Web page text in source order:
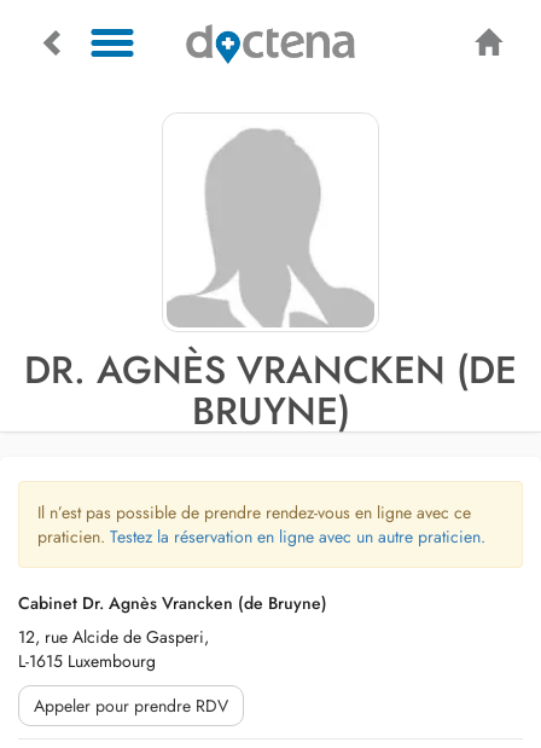
DR. AGNÈS VRANCKEN (DE
BRUYNE)
Il n’est pas possible de prendre rendez-vous en ligne avec ce
praticien. Testez la réservation en ligne avec un autre praticien.
Cabinet Dr. Agnès Vrancken (de Bruyne)
12, rue Alcide de Gasperi,
L-1615 Luxembourg
Appeler pour prendre RDV